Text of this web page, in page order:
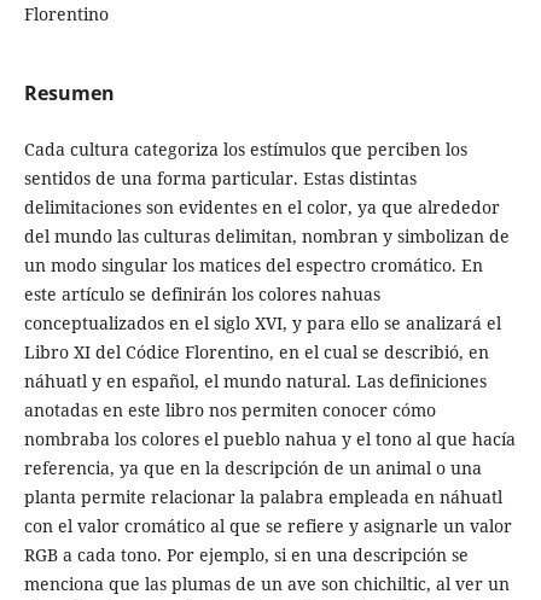
Florentino
Resumen
Cada cultura categoriza los estímulos que perciben los
sentidos de una forma particular. Estas distintas
delimitaciones son evidentes en el color, ya que alrededor
del mundo las culturas delimitan, nombran y simbolizan de
un modo singular los matices del espectro cromático. En
este artículo se definirán los colores nahuas
conceptualizados en el siglo XVI, y para ello se analizará el
Libro XI del Códice Florentino, en el cual se describió, en
náhuatl y en español, el mundo natural. Las definiciones
anotadas en este libro nos permiten conocer cómo
nombraba los colores el pueblo nahua y el tono al que hacía
referencia, ya que en la descripción de un animal o una
planta permite relacionar la palabra empleada en náhuatl
con el valor cromático al que se refiere y asignarle un valor
RGB a cada tono. Por ejemplo, si en una descripción se
menciona que las plumas de un ave son chichiltic, al ver un